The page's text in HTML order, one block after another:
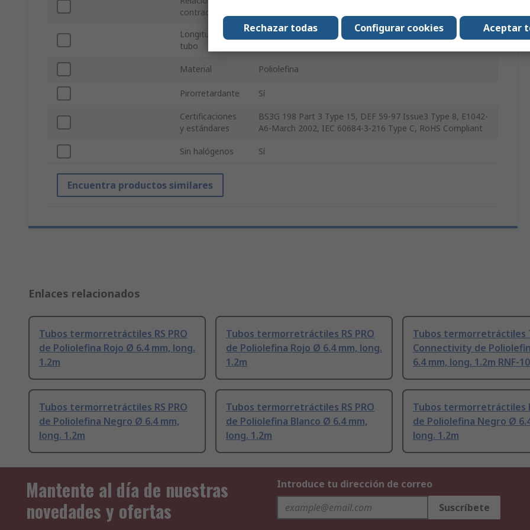
contracción
Longitud del
tubo
1.2m
Material Poliolefina
Pirorretardante Sí
Certificaciones
y estándares
BS3G 198 Part 3 Type 15, DEF 59-97 Issue3 Type 8, E1042-
A6-March 2002, IEC 60684-3-216 Type C, RoHS Compliant
Sin halógenos Sí
Encuentra productos similares
Enlaces relacionados
Tubos termorretráctiles RS PRO
de Poliolefina Rojo Ø 6.4 mm, long.
1.2m
Tubos termorretráctiles RS PRO
de Poliolefina Rojo Ø 6.4 mm, long.
1.2m
Tubos termorretráctiles
Connectivity de
6.4 mm, long. 1.2m RNF-
Tubos termorretráctiles RS PRO
de Poliolefina Negro Ø 6.4 mm,
long. 1.2m
Tubos termorretráctiles RS PRO
de Poliolefina Blanco Ø 6.4 mm,
long. 1.2m
Tubos termorretráctiles
de Poliolefina Negro Ø
long. 1.2m
Mantente al día de nuestras
novedades y ofertas
Introduce tu dirección de correo
Suscríbete
Aceptar
Configurar cookies
Rechazar todas